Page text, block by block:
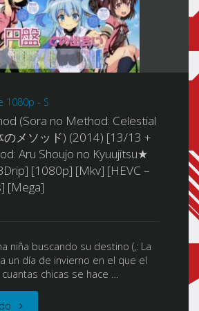
1080p - S
(Sora no Method: Celestial
メソッド) (2014) [13/13 +
Aru Shoujo no Kyuujitsu★
[1080p] [Mkv] [HEVC –
[Mega]
niña buscando su destino (,: La
un día de invierno en el que el
chicas se hace …
"Sora